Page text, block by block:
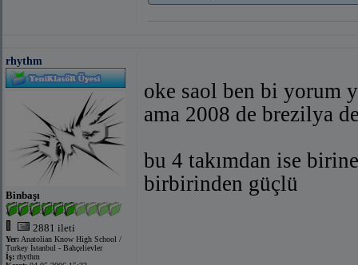
rhythm
Binbaşı
2881 ileti
Yer: Anatolian Know High School /
Turkey İstanbul - Bahçelievler
İş: rhythm
oke saol ben bi yorum
ama 2008 de brezilya
bu 4 takımdan ise
birbirinden güçlü